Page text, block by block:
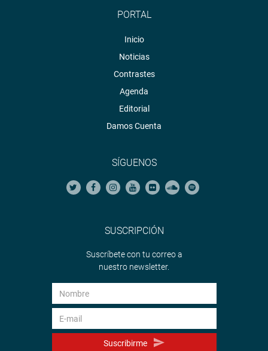
PORTAL
Inicio
Noticias
Contrastes
Agenda
Editorial
Damos Cuenta
SÍGUENOS
SUSCRIPCIÓN
Suscríbete con tu correo a
nuestro newsletter.
Suscribirme